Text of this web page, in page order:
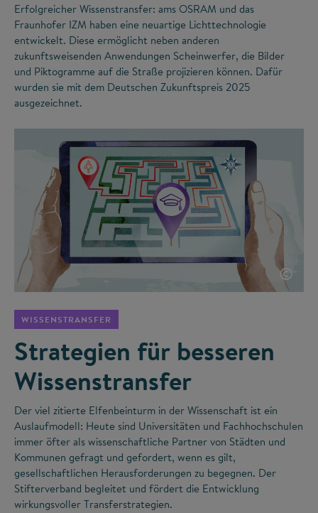
Erfolgreicher Wissenstransfer: ams OSRAM und das
Fraunhofer IZM haben eine neuartige Lichttechnologie
entwickelt. Diese ermöglicht neben anderen
zukunftsweisenden Anwendungen Scheinwerfer, die Bilder
und Piktogramme auf die Straße projizieren können. Dafür
wurden sie mit dem Deutschen Zukunftspreis 2025
ausgezeichnet.
©
WISSENSTRANSFER
Strategien für besseren
Wissenstransfer
Der viel zitierte Elfenbeinturm in der Wissenschaft ist ein
Auslaufmodell: Heute sind Universitäten und Fachhochschulen
immer öfter als wissenschaftliche Partner von Städten und
Kommunen gefragt und gefordert, wenn es gilt,
gesellschaftlichen Herausforderungen zu begegnen. Der
Stifterverband begleitet und fördert die Entwicklung
wirkungsvoller Transferstrategien.